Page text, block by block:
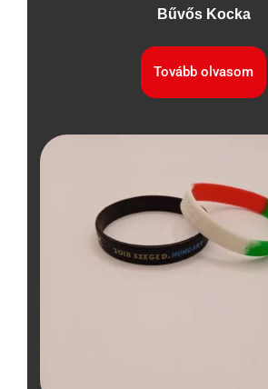
Bűvős Kocka
Tovább olvasom